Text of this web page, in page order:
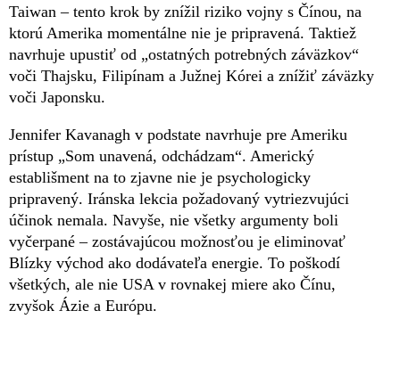
Taiwan – tento krok by znížil riziko vojny s Čínou, na
ktorú Amerika momentálne nie je pripravená. Taktiež
navrhuje upustiť od „ostatných potrebných záväzkov“
voči Thajsku, Filipínam a Južnej Kórei a znížiť záväzky
voči Japonsku.
Jennifer Kavanagh v podstate navrhuje pre Ameriku
prístup „Som unavená, odchádzam“. Americký
establišment na to zjavne nie je psychologicky
pripravený. Iránska lekcia požadovaný vytriezvujúci
účinok nemala. Navyše, nie všetky argumenty boli
vyčerpané – zostávajúcou možnosťou je eliminovať
Blízky východ ako dodávateľa energie. To poškodí
všetkých, ale nie USA v rovnakej miere ako Čínu,
zvyšok Ázie a Európu.